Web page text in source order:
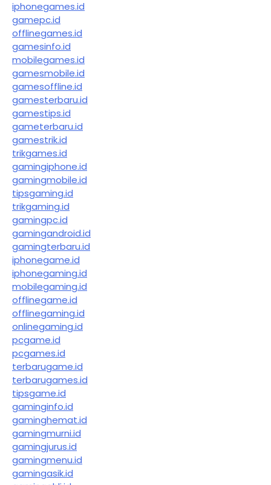
iphonegames.id
gamepc.id
offlinegames.id
gamesinfo.id
mobilegames.id
gamesmobile.id
gamesoffline.id
gamesterbaru.id
gamestips.id
gameterbaru.id
gamestrik.id
trikgames.id
gamingiphone.id
gamingmobile.id
tipsgaming.id
trikgaming.id
gamingpc.id
gamingandroid.id
gamingterbaru.id
iphonegame.id
iphonegaming.id
mobilegaming.id
offlinegame.id
offlinegaming.id
onlinegaming.id
pcgame.id
pcgames.id
terbarugame.id
terbarugames.id
tipsgame.id
gaminginfo.id
gaminghemat.id
gamingmurni.id
gamingjurus.id
gamingmenu.id
gamingasik.id